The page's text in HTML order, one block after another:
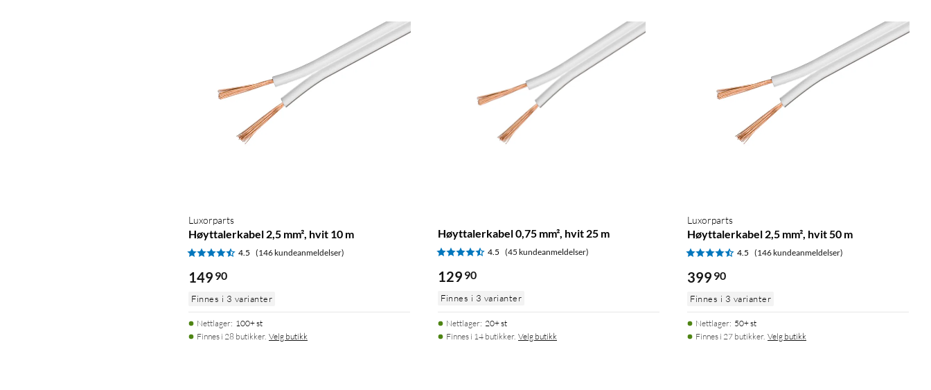
Luxorparts
Høyttalerkabel 2,5 mm², hvit 10 m
4.5 (146 kundeanmeldelser)
149 90
Finnes i 3 varianter
Nettlager: 100+ st
Finnes i 28 butikker. Velg butikk
Høyttalerkabel 0,75 mm², hvit 25 m
4.5 (45 kundeanmeldelser)
129 90
Finnes i 3 varianter
Nettlager: 20+ st
Finnes i 14 butikker. Velg butikk
Luxorparts
Høyttalerkabel 2,5 mm², hvit 50 m
4.5 (146 kundeanmeldelser)
399 90
Finnes i 3 varianter
Nettlager: 50+ st
Finnes i 27 butikker. Velg butikk